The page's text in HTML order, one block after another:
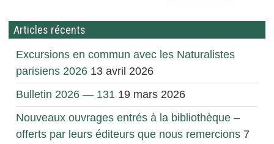
Articles récents
Excursions en commun avec les Naturalistes
parisiens 2026 13 avril 2026
Bulletin 2026 — 131 19 mars 2026
Nouveaux ouvrages entrés à la bibliothèque –
offerts par leurs éditeurs que nous remercions 7